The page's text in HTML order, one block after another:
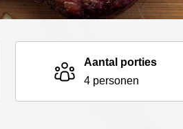
Aantal porties
4 personen